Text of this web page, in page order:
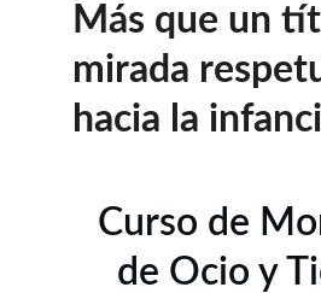
Más que un
mirada
hacia la
Curso de
de Ocio y